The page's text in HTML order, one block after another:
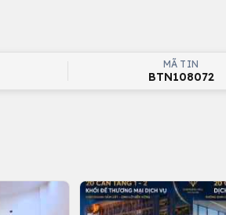
MÃ TIN
BTN108072